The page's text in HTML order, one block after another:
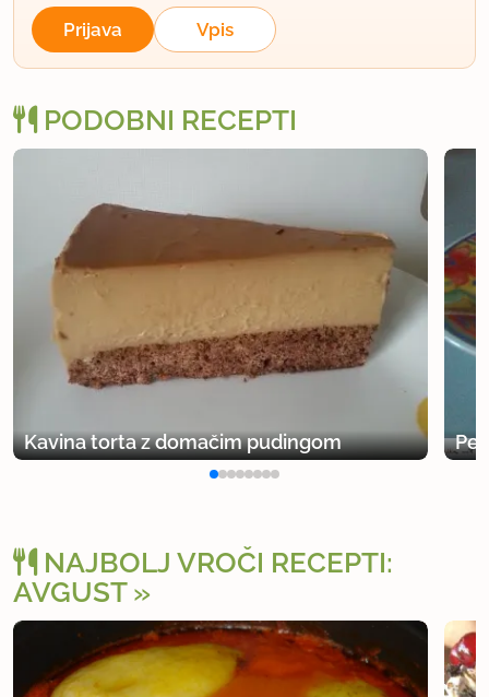
Prijava Vpis
PODOBNI RECEPTI
Kavina torta z domačim pudingom
NAJBOLJ VROČI RECEPTI:
AVGUST